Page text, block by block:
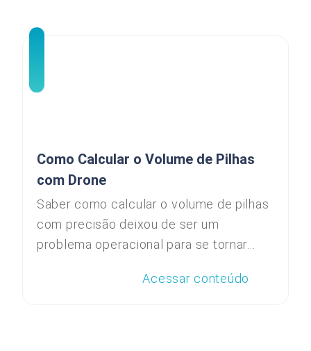
Como Calcular o Volume de Pilhas
com Drone
Saber como calcular o volume de pilhas
com precisão deixou de ser um
problema operacional para se tornar...
Acessar conteúdo